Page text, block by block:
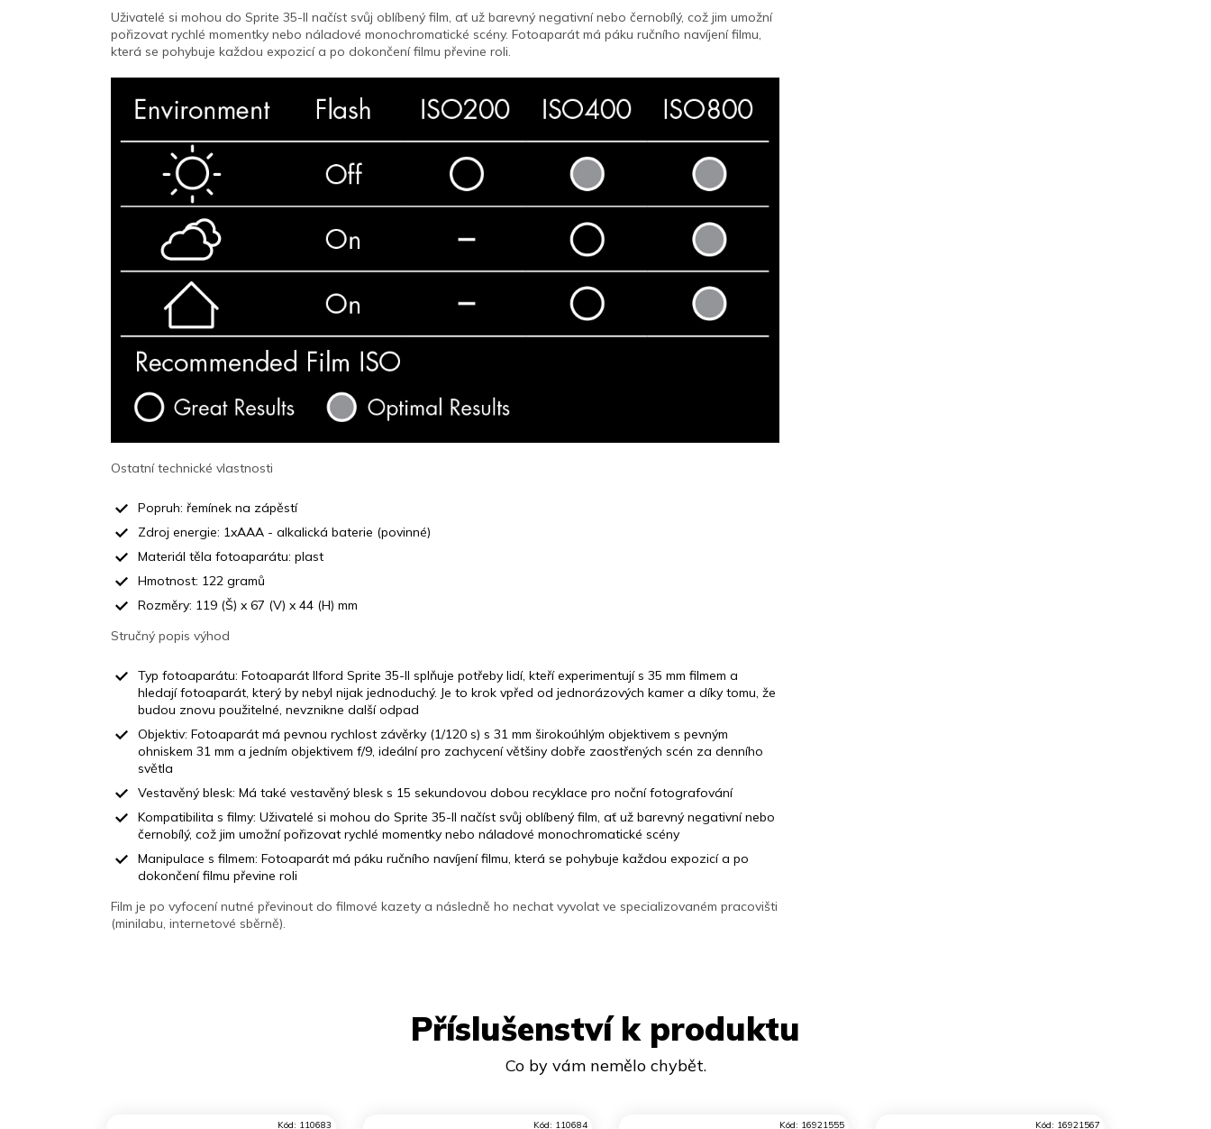
Příslušenství k produktu
Kód: 110683 Kód: 110684 Kód: 16921555 Kód: 16921567
Uživatelé si mohou do Sprite 35-II načíst svůj oblíbený film, ať už barevný negativní nebo černobílý, což jim umožní
pořizovat rychlé momentky nebo náladové monochromatické scény. Fotoaparát má páku ručního navíjení filmu,
která se pohybuje každou expozicí a po dokončení filmu převine roli.
Ostatní technické vlastnosti
Popruh: řemínek na zápěstí
Zdroj energie: 1xAAA - alkalická baterie (povinné)
Materiál těla fotoaparátu: plast
Hmotnost: 122 gramů
Rozměry: 119 (Š) x 67 (V) x 44 (H) mm
Stručný popis výhod
Typ fotoaparátu: Fotoaparát Ilford Sprite 35-II splňuje potřeby lidí, kteří experimentují s 35 mm filmem a
hledají fotoaparát, který by nebyl nijak jednoduchý. Je to krok vpřed od jednorázových kamer a díky tomu, že
budou znovu použitelné, nevznikne další odpad
Objektiv: Fotoaparát má pevnou rychlost závěrky (1/120 s) s 31 mm širokoúhlým objektivem s pevným
ohniskem 31 mm a jedním objektivem f/9, ideální pro zachycení většiny dobře zaostřených scén za denního
světla
Vestavěný blesk: Má také vestavěný blesk s 15 sekundovou dobou recyklace pro noční fotografování
Kompatibilita s filmy: Uživatelé si mohou do Sprite 35-II načíst svůj oblíbený film, ať už barevný negativní nebo
černobílý, což jim umožní pořizovat rychlé momentky nebo náladové monochromatické scény
Manipulace s filmem: Fotoaparát má páku ručního navíjení filmu, která se pohybuje každou expozicí a po
dokončení filmu převine roli
Film je po vyfocení nutné převinout do filmové kazety a následně ho nechat vyvolat ve specializovaném pracovišti
(minilabu, internetové sběrně).